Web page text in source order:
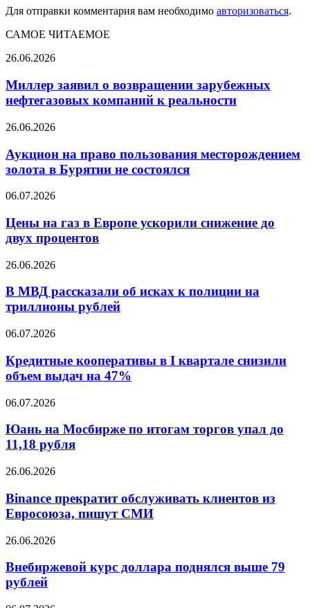
Для отправки комментария вам необходимо авторизоваться.
САМОЕ ЧИТАЕМОЕ
Миллер
о
возвращении
зарубежных
компаний
реальности
26.06.2026
Миллер заявил о возвращении зарубежных
нефтегазовых компаний к реальности
Аукцион
право
пользования
месторождением
в
не
состоялся
26.06.2026
Аукцион на право пользования месторождением
золота в Бурятии не состоялся
Цены
газ
в
Европе
снижение
двух
процентов
06.07.2026
Цены на газ в Европе ускорили снижение до
двух процентов
В
рассказали
исках
полиции
триллионы
рублей
26.06.2026
В МВД рассказали об исках к полиции на
триллионы рублей
Кредитные
в
I
квартале
объем
на
47%
06.07.2026
Кредитные кооперативы в I квартале снизили
объем выдач на 47%
Юань
Мосбирже
по
итогам
упал
11,18
рубля
06.07.2026
Юань на Мосбирже по итогам торгов упал до
11,18 рубля
Binance
обслуживать
клиентов
из
пишут
26.06.2026
Binance прекратит обслуживать клиентов из
Евросоюза, пишут СМИ
Внебиржевой
доллара
поднялся
выше
26.06.2026
Внебиржевой курс доллара поднялся выше 79
рублей